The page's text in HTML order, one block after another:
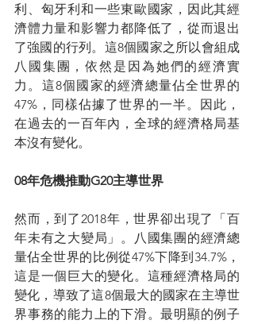
利、匈牙利和一些東歐國家，因此其經
濟體力量和影響力都降低了，從而退出
了強國的行列。這8個國家之所以會組成
八國集團，依然是因為她們的經濟實
力。這8個國家的經濟總量佔全世界的
47%，同樣佔據了世界的一半。因此，
在過去的一百年內，全球的經濟格局基
本沒有變化。
08年危機推動G20主導世界
然而，到了2018年，世界卻出現了「百
年未有之大變局」。八國集團的經濟總
量佔全世界的比例從47%下降到34.7%，
這是一個巨大的變化。這種經濟格局的
變化，導致了這8個最大的國家在主導世
界事務的能力上的下滑。最明顯的例子